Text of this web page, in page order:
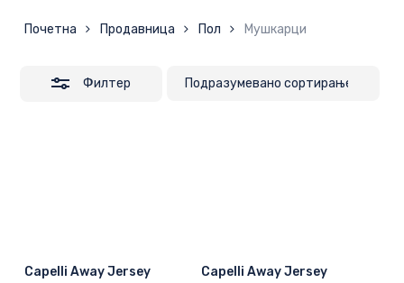
Почетна Продавница Пол Мушкарци
Филтер
Capelli Away Jersey
Capelli Away Jersey